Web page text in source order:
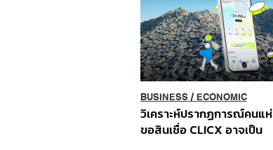
BUSINESS/ ECONOMIC
วิเคราะห์ปรากฏการณ์คนแห่
ขอสินเชื่อ CLICX อาจเป็น